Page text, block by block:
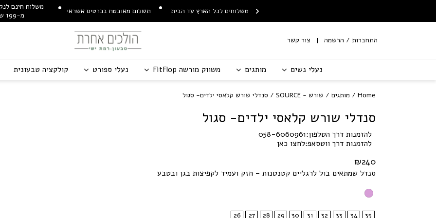
משלוחים לכל הארץ עד הבית תשלום מאובטח בכרטיס אשראי
משלוח חינם
מ-199 ש"ח
התחברות / הרשמה צור קשר
נעלי נשים מותגים משווק מורשה FitFlop נעלי ספורט קולקציה טבעונית
Home
/ מותגים / שורש - SOURCE / סנדלי שורש קלאסי ילדים- סגול
סנדלי שורש קלאסי ילדים- סגול
להזמנות דרך הטלפון:058-6060961
להזמנות דרך ווטסאפ:לחצו כאן
₪240
סנדל שמתאים בול לרגליים קטנטנות – חזק ועמיד לקפיצות בגן ובטבע
26 27 28 29 30 31 32 33 34 35